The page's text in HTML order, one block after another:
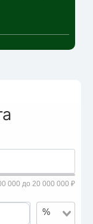
000 до 20 000 000 ₽
%